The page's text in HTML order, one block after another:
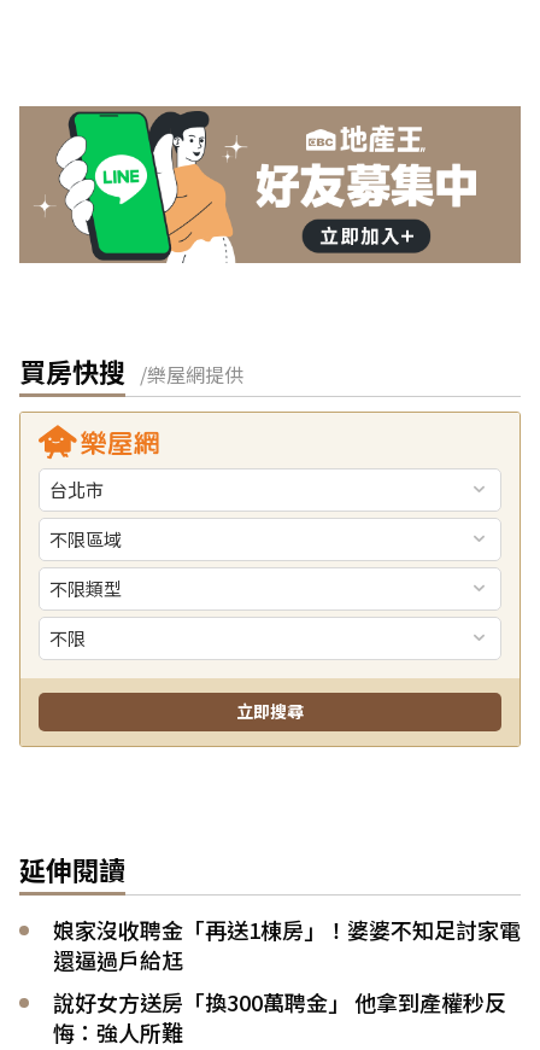
買房快搜 /樂屋網提供
延伸閱讀
娘家沒收聘金「再送1棟房」！婆婆不知足討家電
還逼過戶給尪
說好女方送房「換300萬聘金」 他拿到產權秒反
悔：強人所難